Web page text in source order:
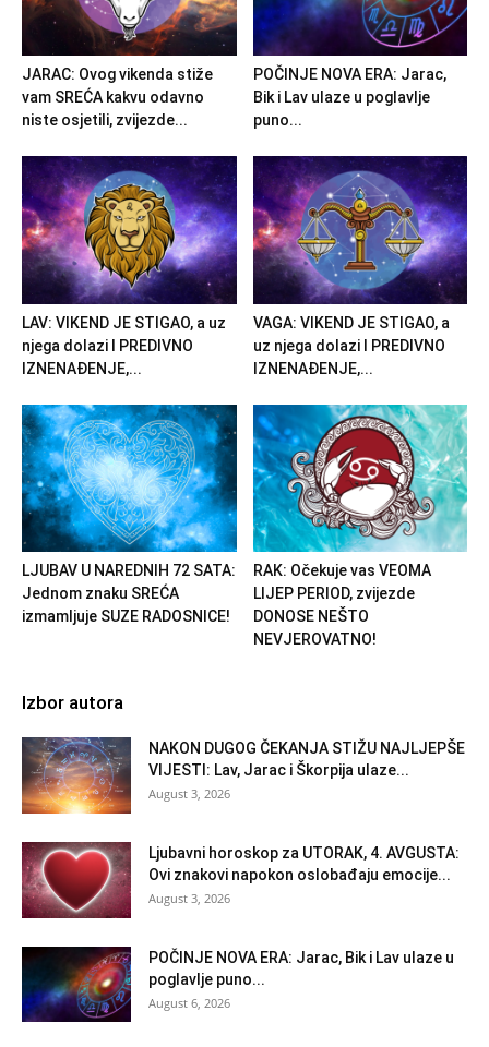
JARAC: Ovog vikenda stiže
vam SREĆA kakvu odavno
niste osjetili, zvijezde...
POČINJE NOVA ERA: Jarac,
Bik i Lav ulaze u poglavlje
puno...
LAV: VIKEND JE STIGAO, a uz
njega dolazi I PREDIVNO
IZNENAĐENJE,...
VAGA: VIKEND JE STIGAO, a
uz njega dolazi I PREDIVNO
IZNENAĐENJE,...
LJUBAV U NAREDNIH 72 SATA:
Jednom znaku SREĆA
izmamljuje SUZE RADOSNICE!
RAK: Očekuje vas VEOMA
LIJEP PERIOD, zvijezde
DONOSE NEŠTO
NEVJEROVATNO!
Izbor autora
NAKON DUGOG ČEKANJA STIŽU NAJLJEPŠE
VIJESTI: Lav, Jarac i Škorpija ulaze...
August 3, 2026
Ljubavni horoskop za UTORAK, 4. AVGUSTA:
Ovi znakovi napokon oslobađaju emocije...
August 3, 2026
POČINJE NOVA ERA: Jarac, Bik i Lav ulaze u
poglavlje puno...
August 6, 2026